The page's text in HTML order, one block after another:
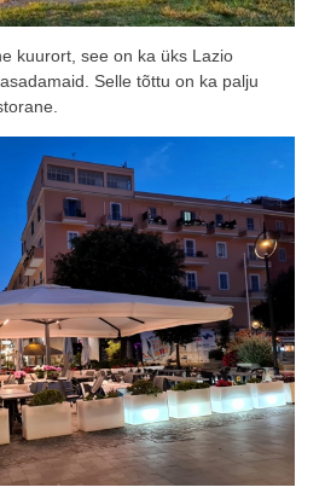
kuurort, see on ka üks Lazio
Selle tõttu on ka palju